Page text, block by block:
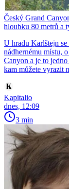
Český Grand
hloubku 80 metrů a
U hradu Karlštejn se
nádhernému místu,
Canyon a je to
kam můžete vyrazit
Kapitalio
dnes, 12:09
3 min